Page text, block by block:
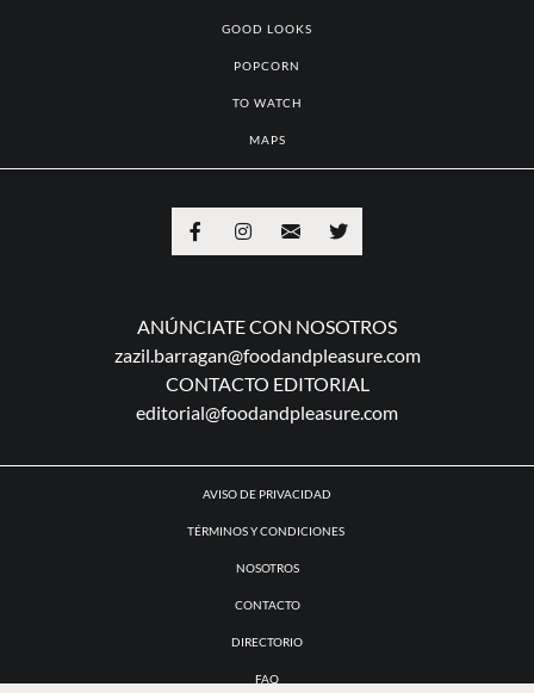
GOOD LOOKS
POPCORN
TO WATCH
MAPS
ANÚNCIATE CON NOSOTROS
zazil.barragan@foodandpleasure.com
CONTACTO EDITORIAL
editorial@foodandpleasure.com
AVISO DE PRIVACIDAD
TÉRMINOS Y CONDICIONES
NOSOTROS
CONTACTO
DIRECTORIO
FAQ